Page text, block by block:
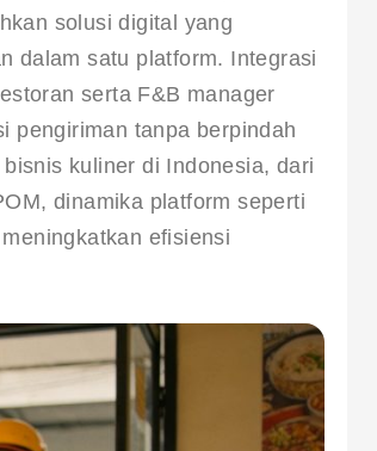
solusi digital yang
dalam satu platform. Integrasi
serta F&B manager
pengiriman tanpa berpindah
kuliner di Indonesia, dari
dinamika platform seperti
efisiensi